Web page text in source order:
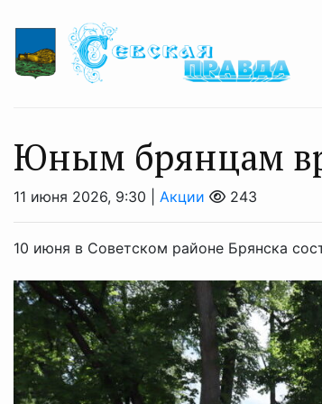
Юным брянцам
11 июня 2026, 9:30 | Акции 243
10 июня в Советском районе Брянска